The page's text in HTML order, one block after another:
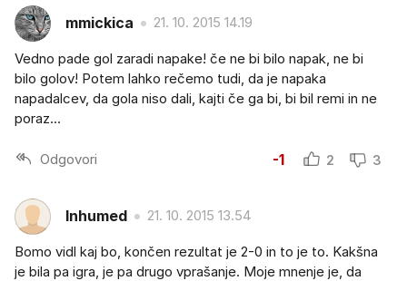
mmickica 21. 10. 2015 14.19
Vedno pade gol zaradi napake! če ne bi bilo napak, ne bi
bilo golov! Potem lahko rečemo tudi, da je napaka
napadalcev, da gola niso dali, kajti če ga bi, bi bil remi in ne
poraz...
Odgovori -1 2 3
Inhumed 21. 10. 2015 13.54
Bomo vidl kaj bo, končen rezultat je 2-0 in to je to. Kakšna
je bila pa igra, je pa drugo vprašanje. Moje mnenje je, da